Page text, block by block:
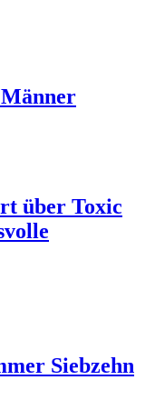
über Toxic
Siebzehn